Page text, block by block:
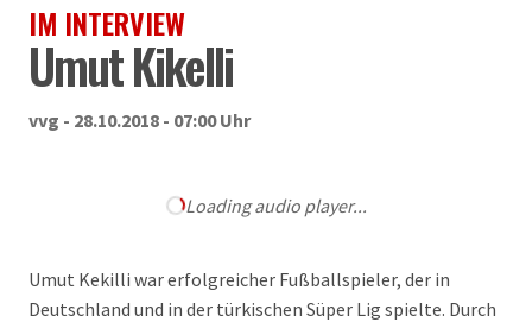
IM INTERVIEW
Umut Kikelli
vvg - 28.10.2018 - 07:00 Uhr
Loading audio player...
Umut Kekilli war erfolgreicher Fußballspieler, der in
Deutschland und in der türkischen Süper Lig spielte. Durch